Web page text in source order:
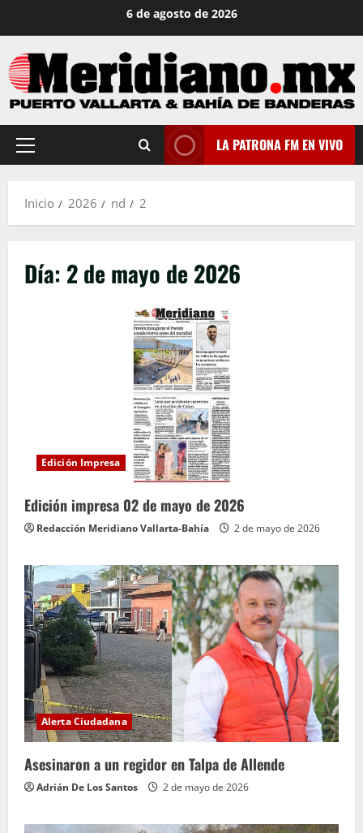
contenido
6 de agosto de 2026
Menú
LA PATRONA FM EN VIVO
Inicio 2026 nd 2
Día: 2 de mayo de 2026
Edición Impresa
Edición impresa 02 de mayo de 2026
Redacción Meridiano Vallarta-Bahía 2 de mayo de 2026
Alerta Ciudadana
Asesinaron a un regidor en Talpa de Allende
Adrián De Los Santos 2 de mayo de 2026